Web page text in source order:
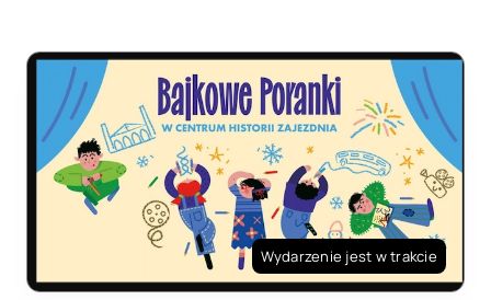
Wydarzenie jest w trakcie